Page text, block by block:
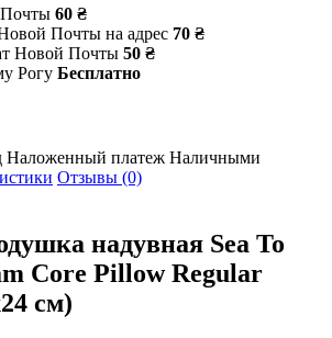
60 ₴
Почты на адрес 70 ₴
Новой Почты 50 ₴
Рогу Бесплатно
Наложенный платеж Наличными
Отзывы (0)
надувная Sea To
Core Pillow Regular
см)